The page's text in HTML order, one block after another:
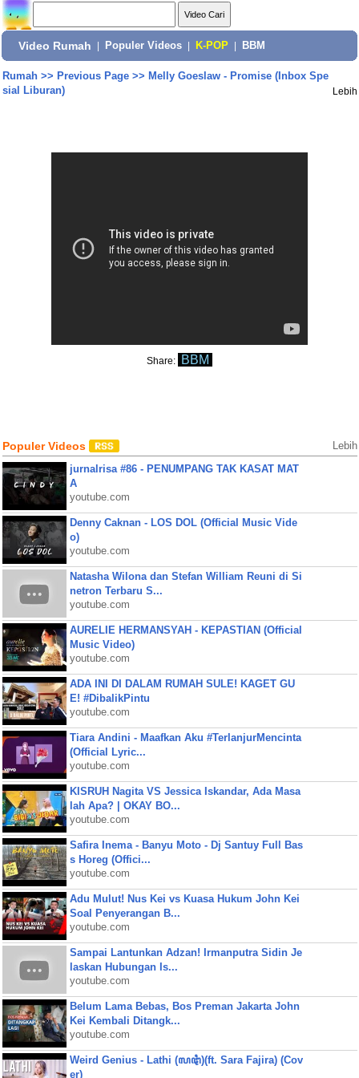
Video Rumah Populer Videos K-POP BBM
Rumah>> Previous Page>> Melly Goeslaw - Promise (Inbox Spe
sial Liburan)
Lebih
Share: BBM
Populer Videos Lebih
jurnalrisa #86 - PENUMPANG TAK KASAT MAT
A
youtube.com
Denny Caknan - LOS DOL (Official Music Vide
o)
youtube.com
Natasha Wilona dan Stefan William Reuni di Si
netron Terbaru S...
youtube.com
AURELIE HERMANSYAH - KEPASTIAN (Official
Music Video)
youtube.com
ADA INI DI DALAM RUMAH SULE! KAGET GU
E! #DibalikPintu
youtube.com
Tiara Andini - Maafkan Aku #TerlanjurMencinta
(Official Lyric...
youtube.com
KISRUH Nagita VS Jessica Iskandar, Ada Masa
lah Apa? | OKAY BO...
youtube.com
Safira Inema - Banyu Moto - Dj Santuy Full Bas
s Horeg (Offici...
youtube.com
Adu Mulut! Nus Kei vs Kuasa Hukum John Kei
Soal Penyerangan B...
youtube.com
Sampai Lantunkan Adzan! Irmanputra Sidin Je
laskan Hubungan Is...
youtube.com
Belum Lama Bebas, Bos Preman Jakarta John
Kei Kembali Ditangk...
youtube.com
Weird Genius - Lathi (ꦭꦛꦶ)(ft. Sara Fajira) (Cov
er)